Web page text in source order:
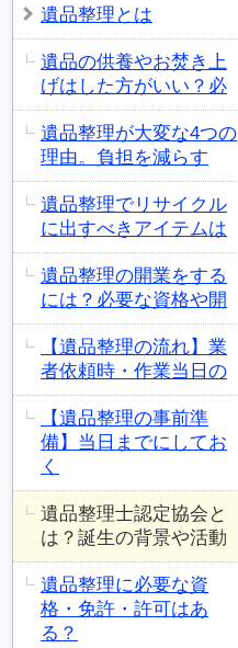
遺品整理とは
遺品の供養やお焚き上
げはした方がいい？必
遺品整理が大変な4つの
理由。負担を減らす
遺品整理でリサイクル
に出すべきアイテムは
遺品整理の開業をする
には？必要な資格や開
【遺品整理の流れ】業
者依頼時・作業当日の
【遺品整理の事前準
備】当日までにしてお
く
遺品整理士認定協会と
は？誕生の背景や活動
遺品整理に必要な資
格・免許・許可はあ
る？